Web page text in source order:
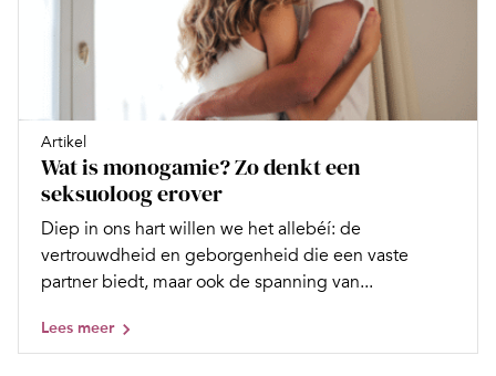
Artikel
Wat is monogamie? Zo denkt een
seksuoloog erover
Diep in ons hart willen we het allebéí: de
vertrouwdheid en geborgenheid die een vaste
partner biedt, maar ook de spanning van...
Lees meer